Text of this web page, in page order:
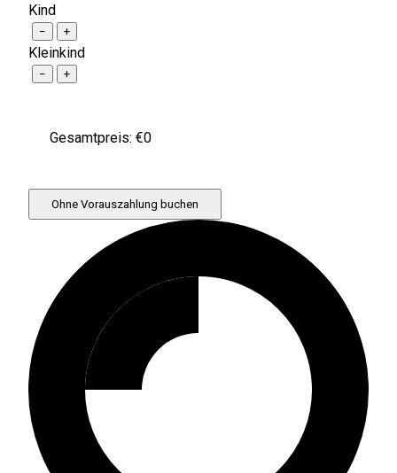
Kind
− +
Kleinkind
− +
Gesamtpreis: €0
Ohne Vorauszahlung buchen